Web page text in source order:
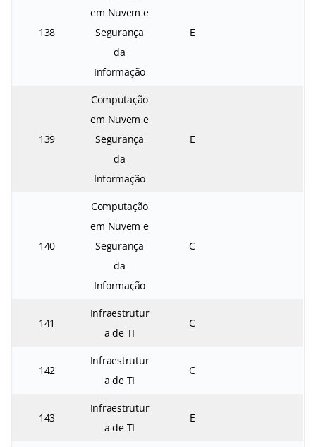
138
em Nuvem e
Segurança
da
Informação
E
139
Computação
em Nuvem e
Segurança
da
Informação
E
140
Computação
em Nuvem e
Segurança
da
Informação
C
141
Infraestrutur
a de TI
C
142
Infraestrutur
a de TI
C
143
Infraestrutur
a de TI
E